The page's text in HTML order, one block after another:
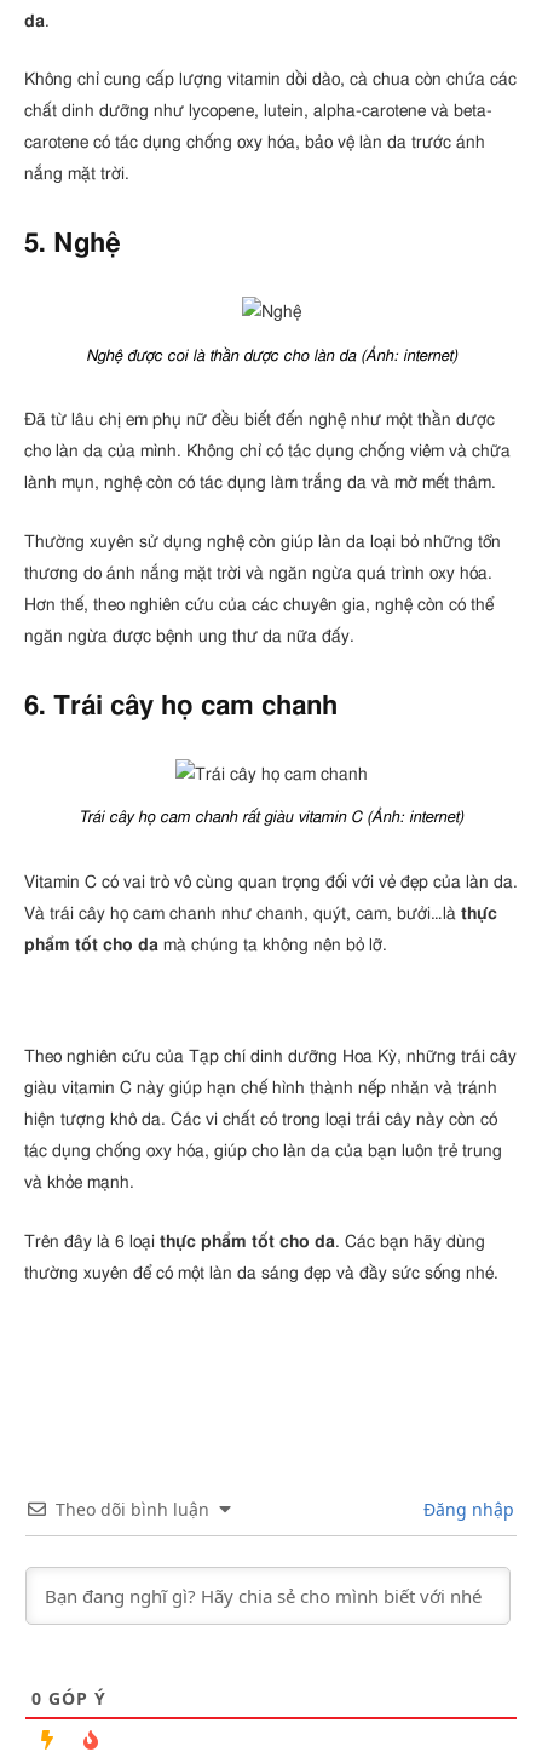
da.
Không chỉ cung cấp lượng vitamin dồi dào, cà chua còn chứa các
chất dinh dưỡng như lycopene, lutein, alpha-carotene và beta-
carotene có tác dụng chống oxy hóa, bảo vệ làn da trước ánh
nắng mặt trời.
5. Nghệ
Nghệ được coi là thần dược cho làn da (Ảnh: internet)
Đã từ lâu chị em phụ nữ đều biết đến nghệ như một thần dược
cho làn da của mình. Không chỉ có tác dụng chống viêm và chữa
lành mụn, nghệ còn có tác dụng làm trắng da và mờ mết thâm.
Thường xuyên sử dụng nghệ còn giúp làn da loại bỏ những tổn
thương do ánh nắng mặt trời và ngăn ngừa quá trình oxy hóa.
Hơn thế, theo nghiên cứu của các chuyên gia, nghệ còn có thể
ngăn ngừa được bệnh ung thư da nữa đấy.
6. Trái cây họ cam chanh
Trái cây họ cam chanh rất giàu vitamin C (Ảnh: internet)
Vitamin C có vai trò vô cùng quan trọng đối với vẻ đẹp của làn da.
Và trái cây họ cam chanh như chanh, quýt, cam, bưởi…là thực
phẩm tốt cho da mà chúng ta không nên bỏ lỡ.
Theo nghiên cứu của Tạp chí dinh dưỡng Hoa Kỳ, những trái cây
giàu vitamin C này giúp hạn chế hình thành nếp nhăn và tránh
hiện tượng khô da. Các vi chất có trong loại trái cây này còn có
tác dụng chống oxy hóa, giúp cho làn da của bạn luôn trẻ trung
và khỏe mạnh.
Trên đây là 6 loại thực phẩm tốt cho da. Các bạn hãy dùng
thường xuyên để có một làn da sáng đẹp và đầy sức sống nhé.
Theo dõi bình luận Đăng nhập
0 GÓP Ý